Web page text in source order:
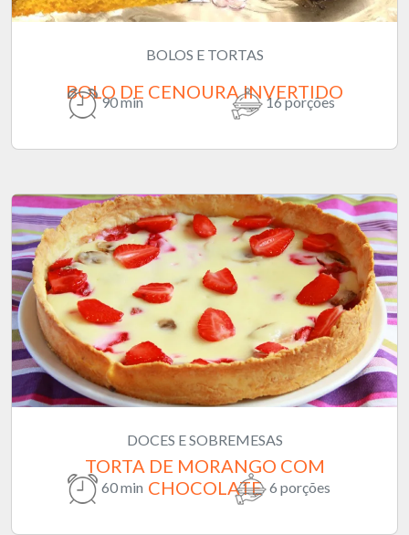
BOLOS E TORTAS
BOLO DE CENOURA INVERTIDO
90 min 16 porções
DOCES E SOBREMESAS
TORTA DE MORANGO COM
CHOCOLATE
60 min 6 porções